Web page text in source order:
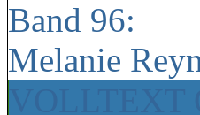
Band 96:
Melanie